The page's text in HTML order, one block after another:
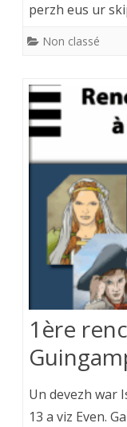
perzh eus ur
Non classé
1ère
Un devezh war
13 a viz Even.